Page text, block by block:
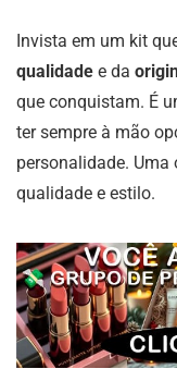
Invista em um kit
qualidade e da
que conquistam. É
ter sempre à mão
personalidade.
qualidade e estilo.